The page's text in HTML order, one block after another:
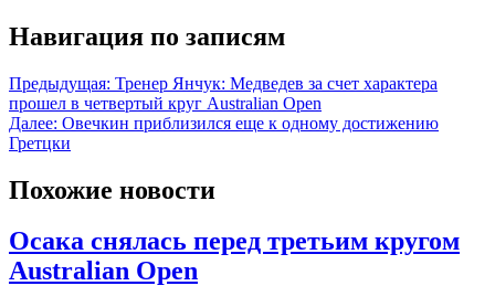
Навигация по записям
Предыдущая: Тренер Янчук: Медведев за счет характера
прошел в четвертый круг Australian Open
Далее: Овечкин приблизился еще к одному достижению
Гретцки
Похожие новости
Осака снялась перед третьим кругом
Australian Open